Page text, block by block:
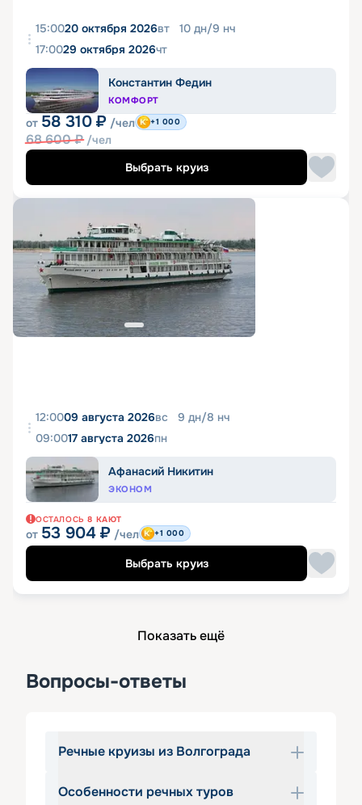
15:0020 октября 2026вт 10 дн/9 нч
17:0029 октября 2026чт
Константин Федин
КОМФОРТ
от 58 310 ₽ /чел
68 600₽ /чел
+1 000
Выбрать круиз
12:0009 августа 2026вс 9 дн/8 нч
09:0017 августа 2026пн
Афанасий Никитин
ЭКОНОМ
ОСТАЛОСЬ 8 КАЮТ
от 53 904 ₽ /чел +1 000
Выбрать круиз
Показать ещё
Вопросы-ответы
Речные круизы из Волгограда
Что может быть лучше, чем
Особенности речных туров